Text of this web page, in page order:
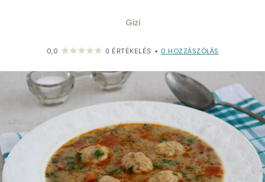
Gizi
0,0 0 ÉRTÉKELÉS • 0 HOZZÁSZÓLÁS